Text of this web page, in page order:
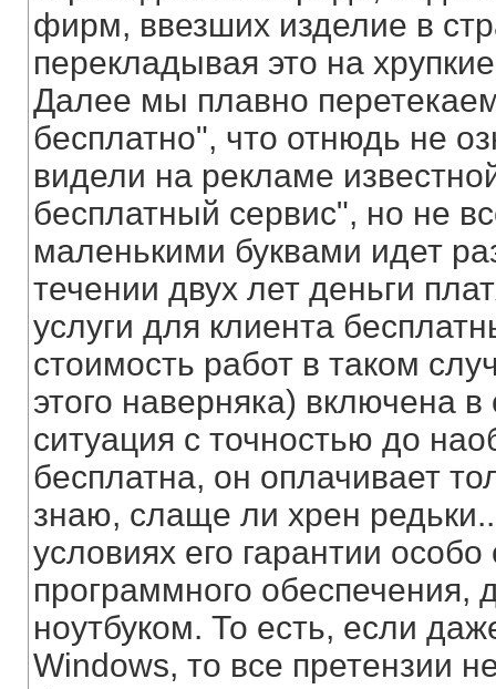
фирм, ввезших изделие в
перекладывая это на
Далее мы плавно
бесплатно", что отнюдь не
видели на рекламе
бесплатный сервис", но не
маленькими буквами идет
течении двух лет деньги
услуги для клиента
стоимость работ в таком
этого наверняка) включена
ситуация с точностью до
бесплатна, он оплачивает
знаю, слаще ли хрен
условиях его гарантии
программного обеспечения,
ноутбуком. То есть, если
Windows, то все претензии